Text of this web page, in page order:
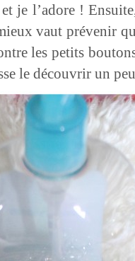
je l’adore !
vaut prévenir
les petits
le découvrir un